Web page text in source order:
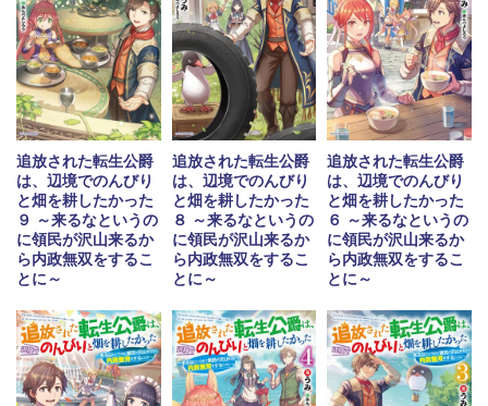
追放された転生公爵
は、辺境でのんびり
と畑を耕したかった
９ ～来るなというの
に領民が沢山来るか
ら内政無双をするこ
とに～
追放された転生公爵
は、辺境でのんびり
と畑を耕したかった
８ ～来るなというの
に領民が沢山来るか
ら内政無双をするこ
とに～
追放された転生公爵
は、辺境でのんびり
と畑を耕したかった
６ ～来るなというの
に領民が沢山来るか
ら内政無双をするこ
とに～